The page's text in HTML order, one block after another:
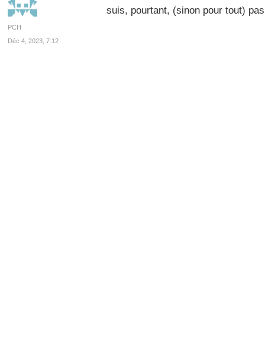
PCH
Déc 4, 2023, 7:12
suis, pourtant, (sinon pour tout)